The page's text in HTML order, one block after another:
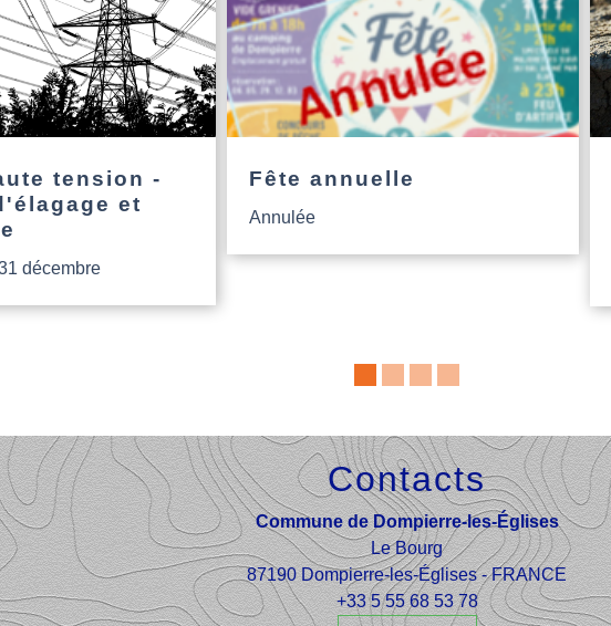
tension -
et
décembre
Fête annuelle
Annulée
Contacts
Commune de Dompierre-les-Églises
Le Bourg
87190 Dompierre-les-Églises - FRANCE
+33 5 55 68 53 78